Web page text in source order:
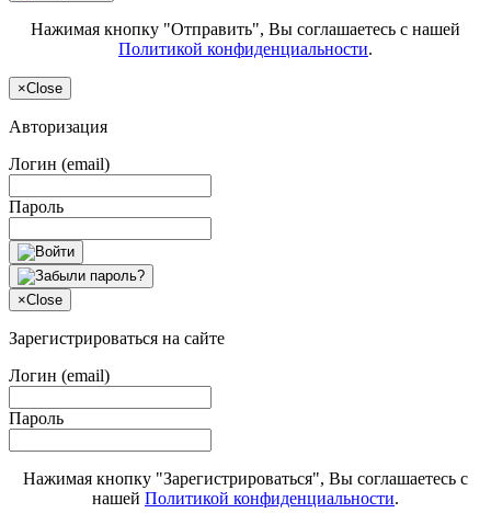
Нажимая кнопку "Отправить", Вы соглашаетесь с нашей
Политикой конфиденциальности.
×Close
Авторизация
Логин (email)
Пароль
×Close
Зарегистрироваться на сайте
Логин (email)
Пароль
Нажимая кнопку "Зарегистрироваться", Вы соглашаетесь с
нашей Политикой конфиденциальности.